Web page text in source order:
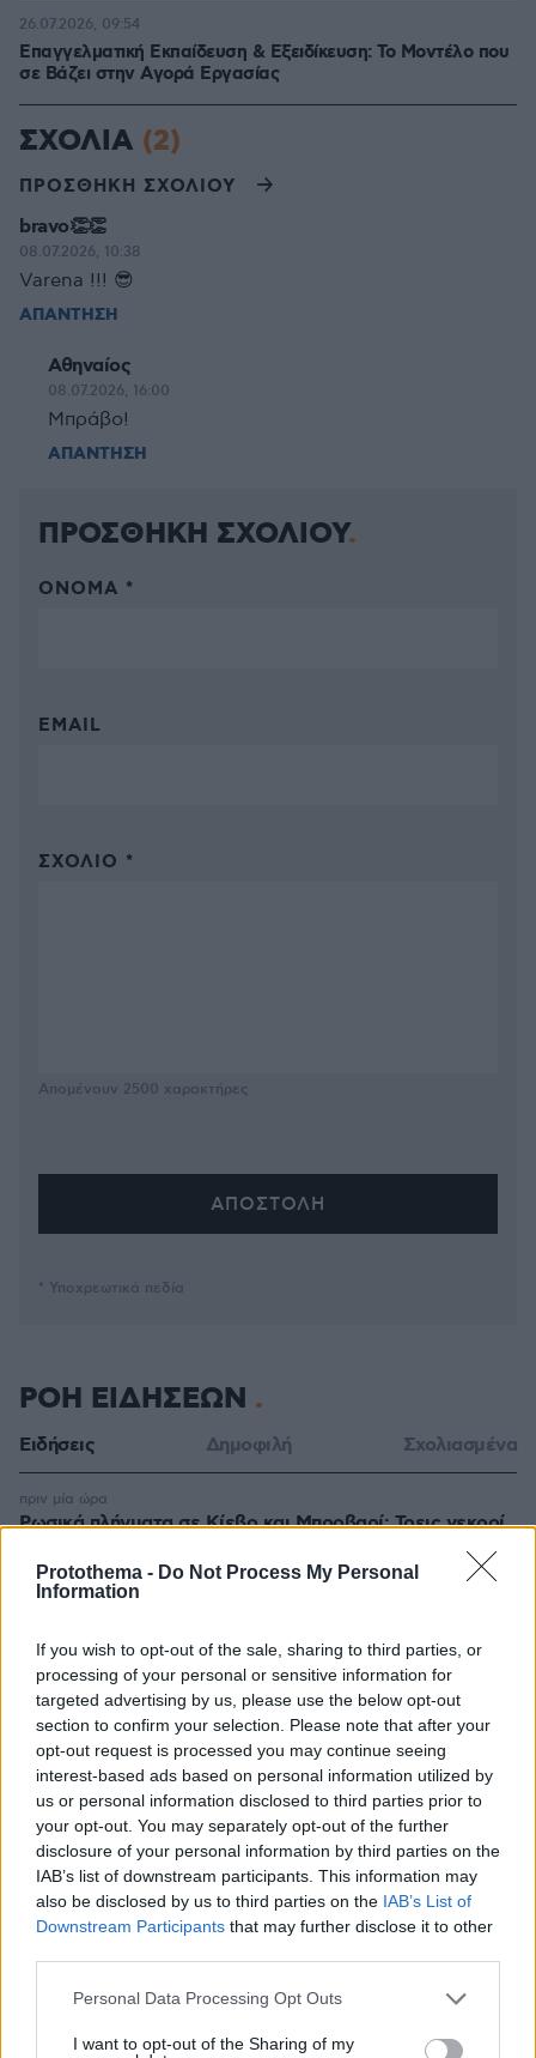
Protothema - Do Not Process My Personal
Information
If you wish to opt-out of the sale, sharing to third parties, or
processing of your personal or sensitive information for
targeted advertising by us, please use the below opt-out
section to confirm your selection. Please note that after your
opt-out request is processed you may continue seeing
interest-based ads based on personal information utilized by
us or personal information disclosed to third parties prior to
your opt-out. You may separately opt-out of the further
disclosure of your personal information by third parties on the
IAB’s list of downstream participants. This information may
also be disclosed by us to third parties on the IAB’s List of
Downstream Participants that may further disclose it to other
Please note that this website/app uses one or more Google
not limited to your visit or usage behaviour. You may click to
Personal Data Processing Opt Outs
I want to opt-out of the Sharing of my
Επαγγελματική Εκπαίδευση & Εξειδίκευση: Το Mοντέλο που
σε Bάζει στην Aγορά Eργασίας
26.07.2026, 09:54
ΣΧΟΛΙΑ (2)
ΠΡΟΣΘΗΚΗ ΣΧΟΛΙΟΥ
bravo👏👏
08.07.2026, 10:38
Varena !!! 😎
ΑΠΑΝΤΗΣΗ
Αθηναίος
08.07.2026, 16:00
Μπράβο!
ΑΠΑΝΤΗΣΗ
ΠΡΟΣΘΗΚΗ ΣΧΟΛΙΟΥ
ΌΝΟΜΑ *
EMAIL
ΣΧΌΛΙΟ *
Απομένουν 2500 χαρακτήρες
* Υποχρεωτικά πεδία
ΡΟΗ ΕΙΔΗΣΕΩΝ
Ειδήσεις Δημοφιλή Σχολιασμένα
Ρωσικά πλήγματα σε Κίεβο και Μπροβαρί: Τρεις νεκροί,
πριν μία ώρα
08.08.2026, 03:37
Ο Κούτσιας πέτυχε το πρώτο γκολ της φετινής Primeira
Liga, δείτε το γκολ
08.08.2026, 03:31
Ο Τραμπ προσφεύγει στο Ανώτατο Δικαστήριο: «Εθνική
ντροπή» το μπλόκο στην αίθουσα χορού του Λευκού
Οίκου
08.08.2026, 03:00
Ορκίστηκε πρόεδρος της Κολομβίας ο Αμπελάρδο ντε
λα Εσπριέγια, δείτε βίντεο
08.08.2026, 02:28
αποζημίωση σε πρώην εργαζόμενη της UEFA και η